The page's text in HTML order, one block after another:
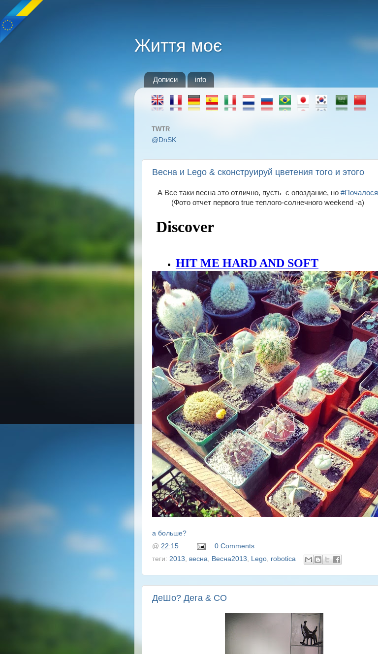
Життя моє
Дописи info
TWTR
@DnSK
Весна и Lego & сконструируй цветения того и этого
А Все таки весна это отлично, пусть с опоздание, но #Почалося
(Фото отчет первого true теплого-солнечного weekend -a)
а больше?
@ 22:15
0 Comments
теги: 2013, весна, Весна2013, Lego, robotica
ДеШо? Дега & СО